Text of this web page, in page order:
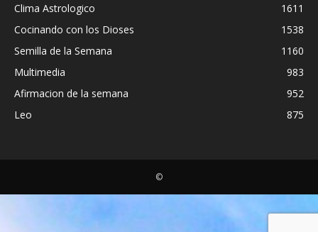
Clima Astrologico
1611
Cocinando con los Dioses
1538
Semilla de la Semana
1160
Multimedia
983
Afirmacion de la semana
952
Leo
875
©